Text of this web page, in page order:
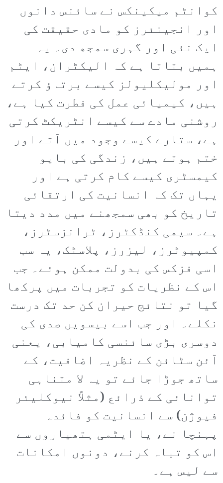
کوانٹم میکینکس نے سائنس دانوں
اور انجینئرز کو مادی حقیقت کی
ایک نئی اور گہری سمجھ دی۔ یہ
ہمیں بتاتا ہے کہ الیکٹران، ایٹم
اور مولیکلیولز کیسے برتاؤ کرتے
ہیں، کیمیائی عمل کی فطرت کیا ہے،
روشنی مادے سے کیسے انٹریکٹ کرتی
ہے، ستارے کیسے وجود میں آتے اور
ختم ہوتے ہیں، زندگی کی بایو
کیمسٹری کیسے کام کرتی ہے اور
یہاں تک کہ انسانیت کی ارتقائی
تاریخ کو بھی سمجھنے میں مدد دیتا
ہے۔ سیمی کنڈکٹرز، ٹرانزسٹرز،
کمپیوٹرز، لیزرز، پلاسٹک، یہ سب
اسی فزکس کی بدولت ممکن ہوئے۔ جب
اس کے نظریات کو تجربات میں پرکھا
گیا تو نتائج حیران کن حد تک درست
نکلے۔ اور جب اسے بیسویں صدی کی
دوسری بڑی سائنسی کامیابی، یعنی
آئن سٹائن کے نظریہ اضافیت، کے
ساتھ جوڑا جائے تو یہ لا متناہی
توانائی کے ذرائع (مثلاً نیوکلیئر
فیوژن) سے انسانیت کو فائدہ
پہنچا نے، یا ایٹمی ہتھیاروں سے
اس کو تباہ کرنے، دونوں امکانات
سے لیس ہے۔